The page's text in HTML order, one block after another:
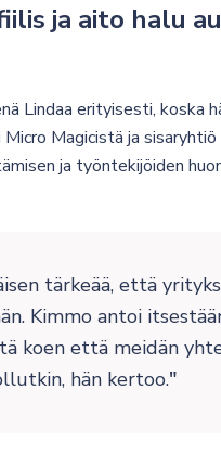
ja aito halu
Lindaa erityisesti,
Micro Magicistä ja
ja työntekijöiden
tärkeää, että
Kimmo antoi
koen että meidän
hän kertoo.